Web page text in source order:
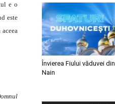
e o
este
Învierea Fiului văduvei din
Nain